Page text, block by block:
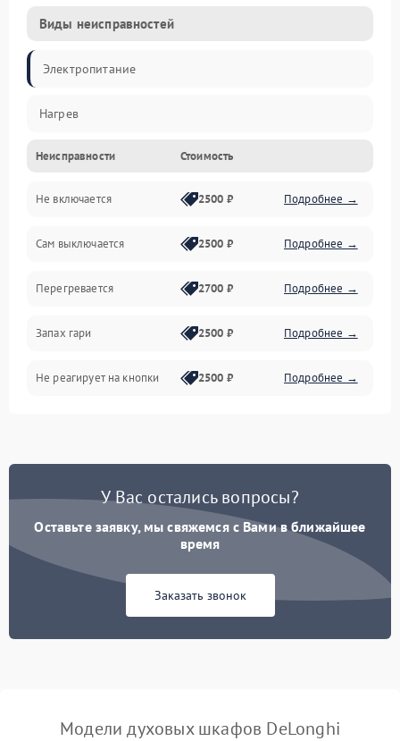
Виды неисправностей
Электропитание
Нагрев
Неисправности Стоимость
Не включается 2500 ₽ Подробнее →
Сам выключается 2500 ₽ Подробнее →
Перегревается 2700 ₽ Подробнее →
Запах гари 2500 ₽ Подробнее →
Не реагирует на кнопки 2500 ₽ Подробнее →
У Вас остались вопросы?
Оставьте заявку, мы свяжемся с Вами в ближайшее
время
Заказать звонок
Модели духовых шкафов DeLonghi